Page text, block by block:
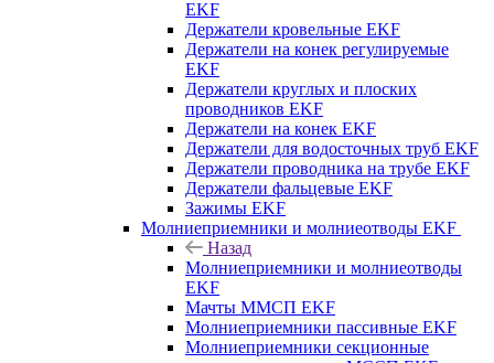
EKF
Держатели кровельные EKF
Держатели на конек регулируемые
EKF
Держатели круглых и плоских
проводников EKF
Держатели на конек EKF
Держатели для водосточных труб EKF
Держатели проводника на трубе EKF
Держатели фальцевые EKF
Зажимы EKF
Молниеприемники и молниеотводы EKF
Назад
Молниеприемники и молниеотводы
EKF
Мачты ММСП EKF
Молниеприемники пассивные EKF
Молниеприемники секционные